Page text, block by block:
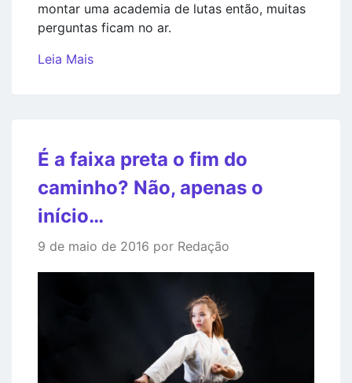
montar uma academia de lutas então, muitas
perguntas ficam no ar.
Leia Mais
É a faixa preta o fim do
caminho? Não, apenas o
início…
9 de maio de 2016 por Redação